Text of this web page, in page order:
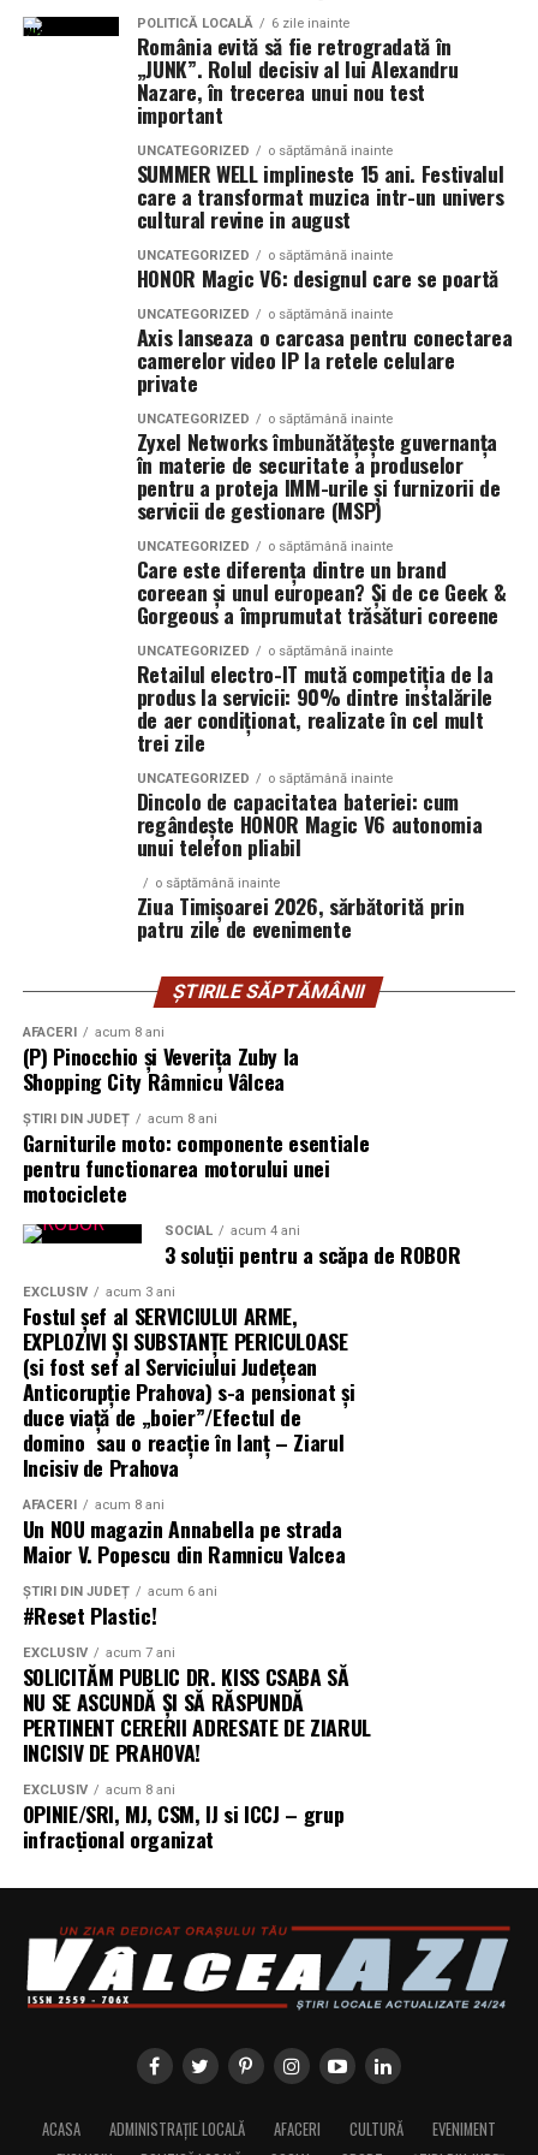
Dimensiune container transport:3 × 2,5
metri
Lungime panouri desfășurate:
liniari
Conectică:priză 220 V monofazic, priză
380 V trifazic, priză încărcare auto electric
Climatizare:aer condiționat integrat pentru
menținerea bateriilor la temperatură optimă
Mobilitate:roți tip off-road pentru deplasare
pe teren accidentat
Configurația conectică a fost dimensionată conform cerințelor
beneficiarului. La cerere, modelul poate fi extins cu prize
suplimentare, sisteme de iluminat exterior, monitorizare la
distanță și conectivitate GSM.
Gama completă: de la 3 metri la 12 metri
lungime container
Modelul livrat către beneficiar reprezintă varianta de intrare a
gamei UZINEX. Producătorul oferăcentrale fotovoltaice
în configurații adaptate volumului de consum al fiecărui
client, de la modelul compact până la containerul industrial 40 ft.
La capătul superior al gamei, containerul de 12 metri lungime
poate găzdui până la 160 kW panouri fotovoltaice instalate și 620
kWh capacitate de stocare — o autonomie comparabilă cu o
microcentrală fixă, fără constrângerile birocratice ale acesteia.
Toate variantele sunt customizabile pe specificul fiecărui proiect.
Aplicații dincolo de șantierele civile
Ocentrală fotovoltaică mobilă
este o soluție multi-funcțională.
Aplicațiile identificate de UZINEX includ:
Șantiere de construcții civile și lucrări edilitare
Echipamente electrice alimentate pe fonduri europene
și PNRR
Operațiuni militare și tabere temporare
Stații mobile de încărcare auto electric
Evenimente outdoor și festivaluri
Operațiuni de ajutor umanitar în zone fără
infrastructură energetică
„Există un decalaj
structural între
cerințele actuale ale
fondurilor europene —
care impun
echipamente 100%
electrice — și
capacitatea reală a
infrastructurii de a livra
energie acolo unde se
desfășoară lucrările.
Centrala fotovoltaică
mobilă este răspunsul
nostru concret la acest
POLITICĂ LOCALĂ 6 zile inainte
România evită să fie retrogradată în
„JUNK”. Rolul decisiv al lui Alexandru
Nazare, în trecerea unui nou test
important
UNCATEGORIZED o săptămână inainte
SUMMER WELL implineste 15 ani. Festivalul
care a transformat muzica intr-un univers
cultural revine in august
UNCATEGORIZED o săptămână inainte
HONOR Magic V6: designul care se poartă
UNCATEGORIZED o săptămână inainte
Axis lanseaza o carcasa pentru conectarea
camerelor video IP la retele celulare
private
UNCATEGORIZED o săptămână inainte
Zyxel Networks îmbunătățește guvernanța
în materie de securitate a produselor
pentru a proteja IMM-urile și furnizorii de
servicii de gestionare (MSP)
UNCATEGORIZED o săptămână inainte
Care este diferența dintre un brand
coreean și unul european? Și de ce Geek &
Gorgeous a împrumutat trăsături coreene
UNCATEGORIZED o săptămână inainte
Retailul electro-IT mută competiția de la
produs la servicii: 90% dintre instalările
de aer condiționat, realizate în cel mult
trei zile
UNCATEGORIZED o săptămână inainte
Dincolo de capacitatea bateriei: cum
regândește HONOR Magic V6 autonomia
unui telefon pliabil
o săptămână inainte
Ziua Timișoarei 2026, sărbătorită prin
patru zile de evenimente
ȘTIRILE SĂPTĂMÂNII
AFACERI acum 8 ani
(P) Pinocchio și Veverița Zuby la
Shopping City Râmnicu Vâlcea
ȘTIRI DIN JUDEȚ acum 8 ani
Garniturile moto: componente esentiale
pentru functionarea motorului unei
motociclete
SOCIAL acum 4 ani
3 soluții pentru a scăpa de ROBOR
EXCLUSIV acum 3 ani
Fostul șef al SERVICIULUI ARME,
EXPLOZIVI ŞI SUBSTANŢE PERICULOASE
(si fost sef al Serviciului Judeţean
Anticorupţie Prahova) s-a pensionat și
duce viață de „boier”/Efectul de
domino sau o reacție în lanț – Ziarul
Incisiv de Prahova
AFACERI acum 8 ani
Un NOU magazin Annabella pe strada
Maior V. Popescu din Ramnicu Valcea
ȘTIRI DIN JUDEȚ acum 6 ani
#Reset Plastic!
EXCLUSIV acum 7 ani
SOLICITĂM PUBLIC DR. KISS CSABA SĂ
NU SE ASCUNDĂ ȘI SĂ RĂSPUNDĂ
PERTINENT CERERII ADRESATE DE ZIARUL
INCISIV DE PRAHOVA!
EXCLUSIV acum 8 ani
OPINIE/SRI, MJ, CSM, IJ si ICCJ – grup
infracțional organizat
ACASA ADMINISTRAȚIE LOCALĂ AFACERI CULTURĂ
EVENIMENT